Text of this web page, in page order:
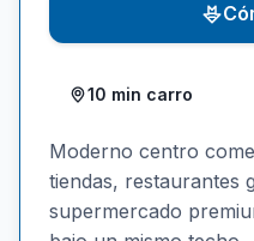
10 min carro
Moderno centro
tiendas, restaurantes
supermercado